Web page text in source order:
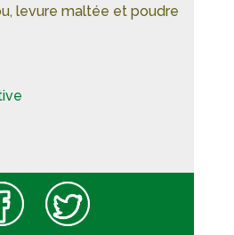
levure maltée et poudre